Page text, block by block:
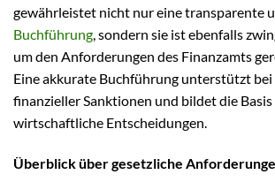
gewährleistet nicht nur eine transparente
Buchführung, sondern sie ist ebenfalls
um den Anforderungen des Finanzamts
Eine akkurate Buchführung unterstützt
finanzieller Sanktionen und bildet die
wirtschaftliche Entscheidungen.
Überblick über gesetzliche